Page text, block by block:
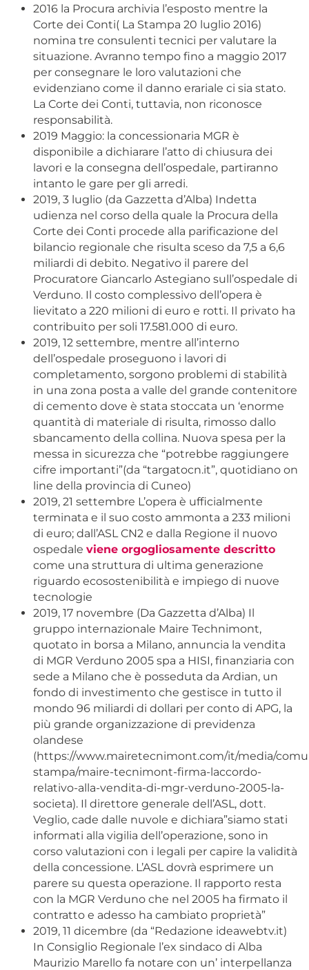
2016 la Procura archivia l’esposto mentre la
Corte dei Conti( La Stampa 20 luglio 2016)
nomina tre consulenti tecnici per valutare la
situazione. Avranno tempo fino a maggio 2017
per consegnare le loro valutazioni che
evidenziano come il danno erariale ci sia stato.
La Corte dei Conti, tuttavia, non riconosce
responsabilità.
2019 Maggio: la concessionaria MGR è
disponibile a dichiarare l’atto di chiusura dei
lavori e la consegna dell’ospedale, partiranno
intanto le gare per gli arredi.
2019, 3 luglio (da Gazzetta d’Alba) Indetta
udienza nel corso della quale la Procura della
Corte dei Conti procede alla parificazione del
bilancio regionale che risulta sceso da 7,5 a 6,6
miliardi di debito. Negativo il parere del
Procuratore Giancarlo Astegiano sull’ospedale di
Verduno. Il costo complessivo dell’opera è
lievitato a 220 milioni di euro e rotti. Il privato ha
contribuito per soli 17.581.000 di euro.
2019, 12 settembre, mentre all’interno
dell’ospedale proseguono i lavori di
completamento, sorgono problemi di stabilità
in una zona posta a valle del grande contenitore
di cemento dove è stata stoccata un ‘enorme
quantità di materiale di risulta, rimosso dallo
sbancamento della collina. Nuova spesa per la
messa in sicurezza che “potrebbe raggiungere
cifre importanti”(da “targatocn.it”, quotidiano on
line della provincia di Cuneo)
2019, 21 settembre L’opera è ufficialmente
terminata e il suo costo ammonta a 233 milioni
di euro; dall’ASL CN2 e dalla Regione il nuovo
ospedale viene orgogliosamente descritto
come una struttura di ultima generazione
riguardo ecosostenibilità e impiego di nuove
tecnologie
2019, 17 novembre (Da Gazzetta d’Alba) Il
gruppo internazionale Maire Technimont,
quotato in borsa a Milano, annuncia la vendita
di MGR Verduno 2005 spa a HISI, finanziaria con
sede a Milano che è posseduta da Ardian, un
fondo di investimento che gestisce in tutto il
mondo 96 miliardi di dollari per conto di APG, la
più grande organizzazione di previdenza
olandese
(https://www.mairetecnimont.com/it/media/
stampa/maire-tecnimont-firma-laccordo-
relativo-alla-vendita-di-mgr-verduno-2005-la-
societa). Il direttore generale dell’ASL, dott.
Veglio, cade dalle nuvole e dichiara”siamo stati
informati alla vigilia dell’operazione, sono in
corso valutazioni con i legali per capire la validità
della concessione. L’ASL dovrà esprimere un
parere su questa operazione. Il rapporto resta
con la MGR Verduno che nel 2005 ha firmato il
contratto e adesso ha cambiato proprietà”
2019, 11 dicembre (da “Redazione ideawebtv.it)
In Consiglio Regionale l’ex sindaco di Alba
Maurizio Marello fa notare con un’ interpellanza